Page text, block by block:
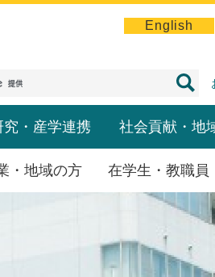
English
究・産学連携 社会貢献・地
・地域の方 在学生・教職員